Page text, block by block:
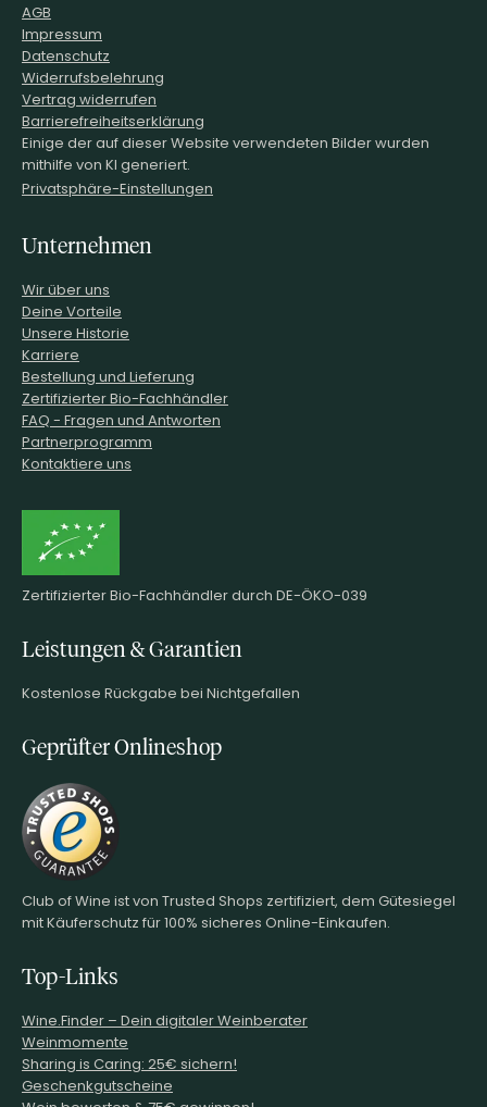
AGB
Impressum
Datenschutz
Widerrufsbelehrung
Vertrag widerrufen
Barrierefreiheitserklärung
Einige der auf dieser Website verwendeten Bilder wurden
mithilfe von KI generiert.
Privatsphäre-Einstellungen
Unternehmen
Wir über uns
Deine Vorteile
Unsere Historie
Karriere
Bestellung und Lieferung
Zertifizierter Bio-Fachhändler
FAQ - Fragen und Antworten
Partnerprogramm
Kontaktiere uns
Zertifizierter Bio-Fachhändler durch DE-ÖKO-039
Leistungen & Garantien
Kostenlose Rückgabe bei Nichtgefallen
Geprüfter Onlineshop
Club of Wine ist von Trusted Shops zertifiziert, dem Gütesiegel
mit Käuferschutz für 100% sicheres Online-Einkaufen.
Top-Links
Wine.Finder – Dein digitaler Weinberater
Weinmomente
Sharing is Caring: 25€ sichern!
Geschenkgutscheine